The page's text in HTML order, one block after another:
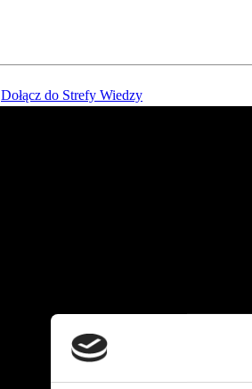
Dołącz do Strefy Wiedzy